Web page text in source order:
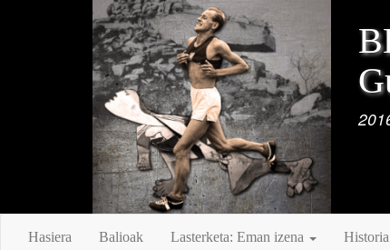
Hasiera Balioak Lasterketa: Eman izena Historia